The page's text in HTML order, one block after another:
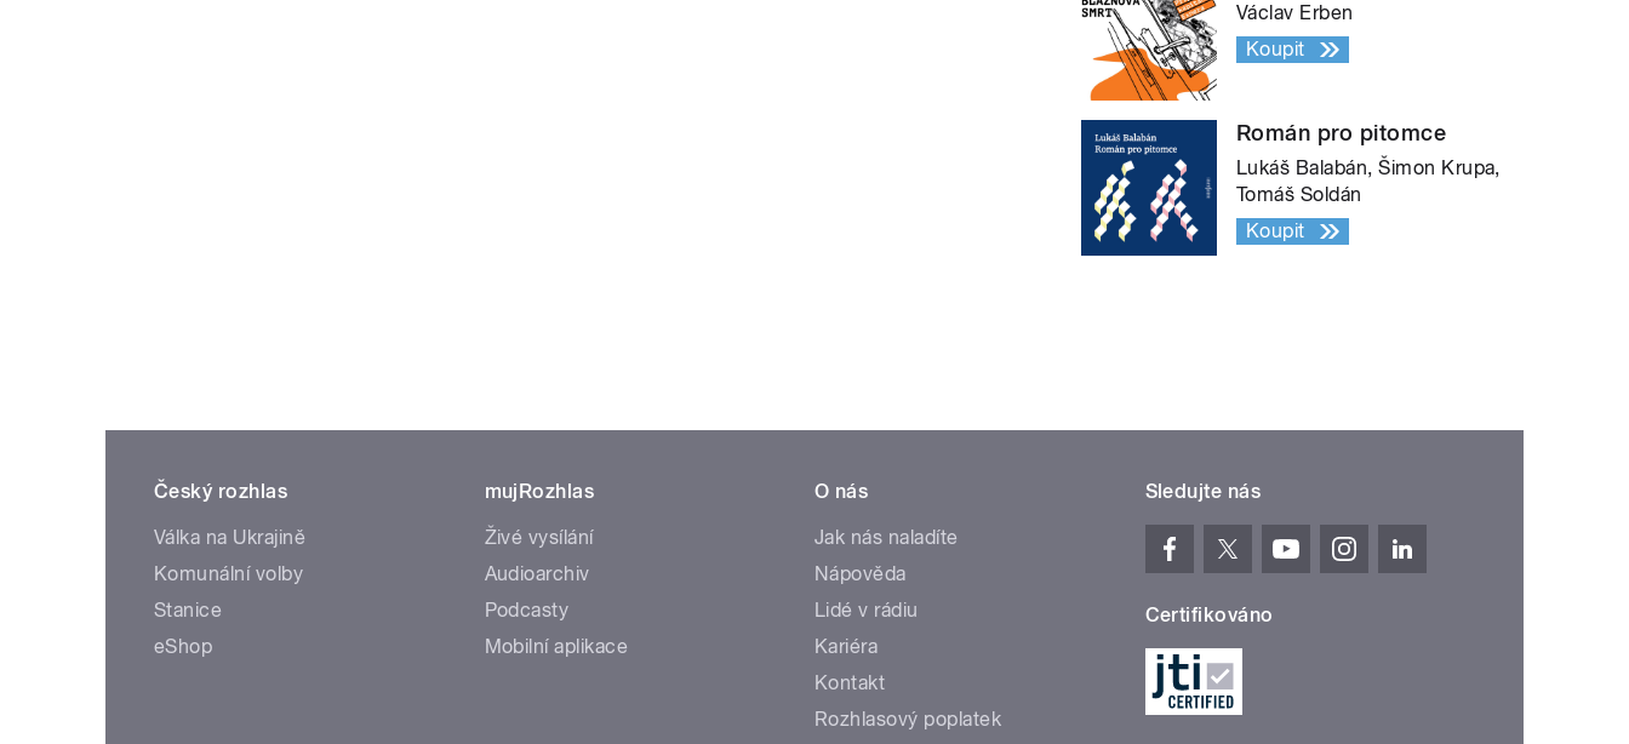
Václav Erben
Koupit
Román pro pitomce
Lukáš Balabán, Šimon Krupa,
Tomáš Soldán
Koupit
Český rozhlas
Válka na Ukrajině
Komunální volby
Stanice
eShop
mujRozhlas
Živé vysílání
Audioarchiv
Podcasty
Mobilní aplikace
O nás
Jak nás naladíte
Nápověda
Lidé v rádiu
Kariéra
Kontakt
Rozhlasový poplatek
Sledujte nás
Certifikováno